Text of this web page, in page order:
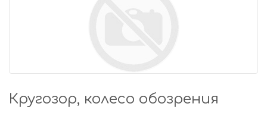
Кругозор, колесо обозрения